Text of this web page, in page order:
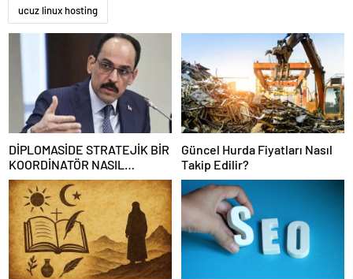
ucuz linux hosting
DİPLOMASİDE STRATEJİK BİR
KOORDİNATÖR NASIL
OLUNUR
Güncel Hurda Fiyatları Nasıl
Takip Edilir?